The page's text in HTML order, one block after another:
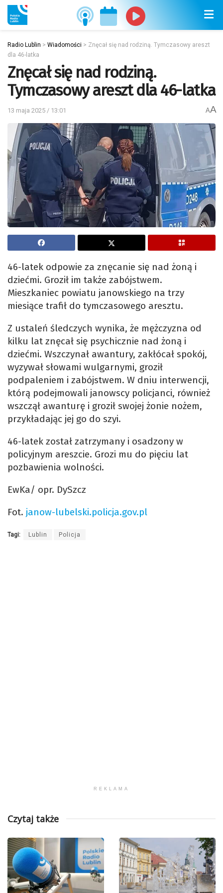
Radio Lublin > Wiadomości > Znęcał się nad rodziną. Tymczasowy areszt
dla 46-latka
Znęcał się nad rodziną.
Tymczasowy areszt dla 46-latka
13 maja 2025 / 13:01 AA
46-latek odpowie za znęcanie się nad żoną i
dziećmi. Groził im także zabójstwem.
Mieszkaniec powiatu janowskiego na trzy
miesiące trafił do tymczasowego aresztu.
Z ustaleń śledczych wynika, że mężczyzna od
kilku lat znęcał się psychicznie nad żoną i
dziećmi. Wszczynał awantury, zakłócał spokój,
wyzywał słowami wulgarnymi, groził
podpaleniem i zabójstwem. W dniu interwencji,
którą podejmowali janowscy policjanci, również
wszczął awanturę i groził swojej żonie nożem,
przykładając jej go do szyi.
46-latek został zatrzymany i osadzony w
policyjnym areszcie. Grozi mu do pięciu lat
pozbawienia wolności.
EwKa/ opr. DySzcz
Fot. janow-lubelski.policja.gov.pl
Tagi: Lublin Policja
REKLAMA
Czytaj także